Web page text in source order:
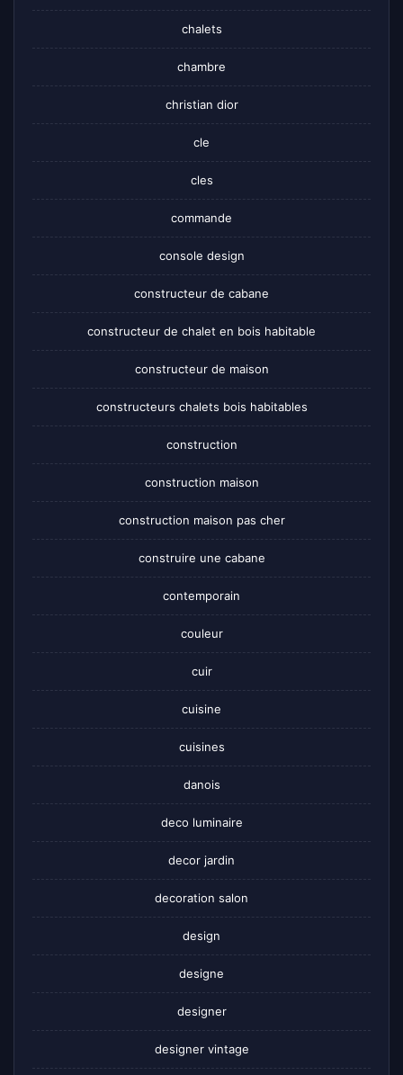
chalets
chambre
christian dior
cle
cles
commande
console design
constructeur de cabane
constructeur de chalet en bois habitable
constructeur de maison
constructeurs chalets bois habitables
construction
construction maison
construction maison pas cher
construire une cabane
contemporain
couleur
cuir
cuisine
cuisines
danois
deco luminaire
decor jardin
decoration salon
design
designe
designer
designer vintage